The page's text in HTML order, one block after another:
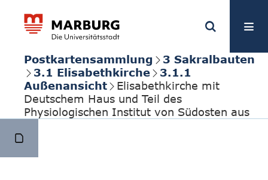
Postkartensammlung
3 Sakralbauten
3.1 Elisabethkirche
3.1.1
Außenansicht
Elisabethkirche mit
Deutschem Haus und Teil des
Physiologischen Institut von Südosten aus